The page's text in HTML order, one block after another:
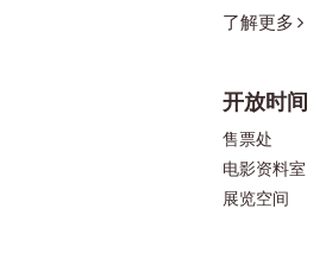
了解更多
开放时间
售票处
电影资料室
展览空间